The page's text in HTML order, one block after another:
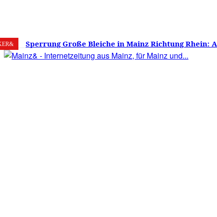
7. August 2026 17.9 Mainz
Sperrung Große Bleiche in Mainz Richtung Rhein:
verwirrt, Mainzer stinksauer – Haben die Mainzer